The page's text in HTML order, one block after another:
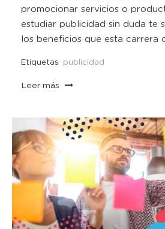
promocionar servicios o
estudiar publicidad sin duda te
los beneficios que esta carrera
Etiquetas publicidad
Leer más